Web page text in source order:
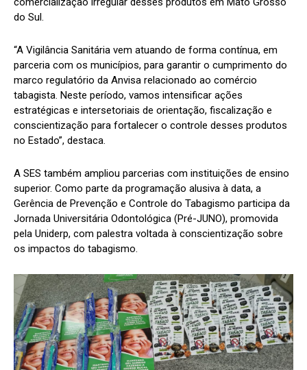
do Sul.
“A Vigilância Sanitária vem atuando de forma contínua, em
parceria com os municípios, para garantir o cumprimento do
marco regulatório da Anvisa relacionado ao comércio
tabagista. Neste período, vamos intensificar ações
estratégicas e intersetoriais de orientação, fiscalização e
conscientização para fortalecer o controle desses produtos
no Estado”, destaca.
A SES também ampliou parcerias com instituições de ensino
superior. Como parte da programação alusiva à data, a
Gerência de Prevenção e Controle do Tabagismo participa da
Jornada Universitária Odontológica (Pré-JUNO), promovida
pela Uniderp, com palestra voltada à conscientização sobre
os impactos do tabagismo.